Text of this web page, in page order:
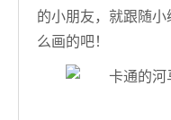
的小朋友，就跟随
么画的吧！